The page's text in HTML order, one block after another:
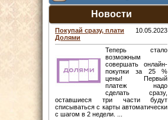
Новости
Покупай сразу, плати
Долями
10.05.2023
Теперь стало
возможным
совершать онлайн-
покупки за 25 %
цены! Первый
платеж надо
сделать сразу,
оставшиеся три части будут
списываться с карты автоматически
с шагом в 2 недели. ...